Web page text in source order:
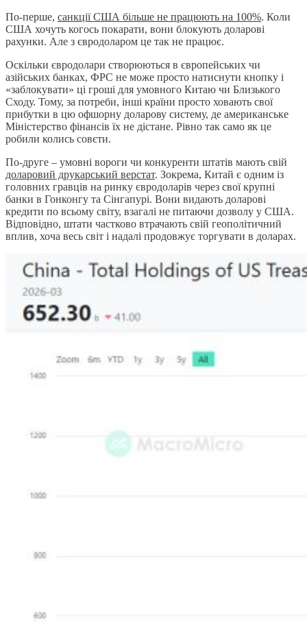
По-перше, санкції США більше не працюють на 100%. Коли
США хочуть когось покарати, вони блокують доларові
рахунки. Але з євродоларом це так не працює.
Оскільки євродолари створюються в європейських чи
азійських банках, ФРС не може просто натиснути кнопку і
«заблокувати» ці гроші для умовного Китаю чи Близького
Сходу. Тому, за потреби, інші країни просто ховають свої
прибутки в цю офшорну доларову систему, де американське
Міністерство фінансів їх не дістане. Рівно так само як це
робили колись совєти.
По-друге – умовні вороги чи конкуренти штатів мають свій
доларовий друкарський верстат. Зокрема, Китай є одним із
головних гравців на ринку євродоларів через свої крупні
банки в Гонконгу та Сінгапурі. Вони видають доларові
кредити по всьому світу, взагалі не питаючи дозволу у США.
Відповідно, штати частково втрачають свій геополітичний
вплив, хоча весь світ і надалі продовжує торгувати в доларах.